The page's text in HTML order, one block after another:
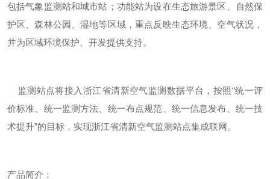
包括气象监测站和城市站；功能站为设在生态旅游景区、自然保
护区、森林公园、湿地等区域，重点反映生态环境、空气状况，
并为区域环境保护、开发提供支持。
监测站点将接入浙江省清新空气监测数据平台，按照“统一评
价标准、统一监测方法、统一布点规范、统一信息发布、统一技
术提升”的目标，实现浙江省清新空气监测站点集成联网。
产品简介：